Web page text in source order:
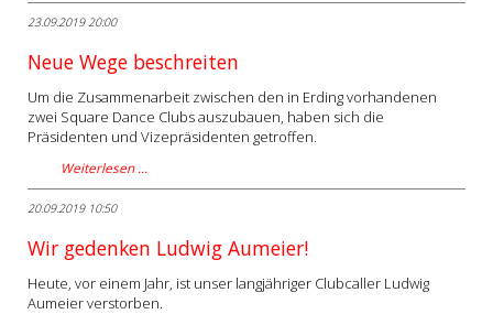
23.09.2019 20:00
Neue Wege beschreiten
Um die Zusammenarbeit zwischen den in Erding vorhandenen
zwei Square Dance Clubs auszubauen, haben sich die
Präsidenten und Vizepräsidenten getroffen.
Weiterlesen …
20.09.2019 10:50
Wir gedenken Ludwig Aumeier!
Heute, vor einem Jahr, ist unser langjähriger Clubcaller Ludwig
Aumeier verstorben.